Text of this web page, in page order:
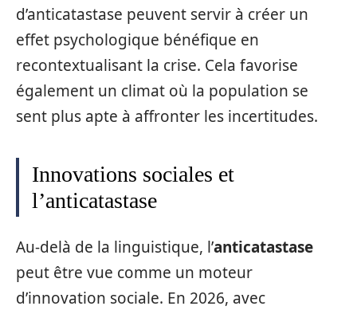
d’anticatastase peuvent servir à créer un
effet psychologique bénéfique en
recontextualisant la crise. Cela favorise
également un climat où la population se
sent plus apte à affronter les incertitudes.
Innovations sociales et
l’anticatastase
Au-delà de la linguistique, l’anticatastase
peut être vue comme un moteur
d’innovation sociale. En 2026, avec